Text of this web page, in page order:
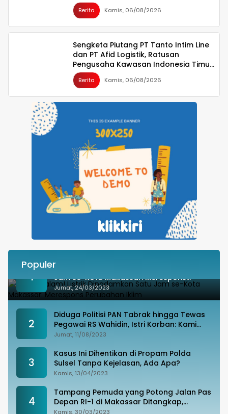
Berita Kamis, 06/08/2026
Sengketa Piutang PT Tanto Intim Line
dan PT Afid Logistik, Ratusan
Pengusaha Kawasan Indonesia Timur
Ikut Dirugikan
Berita Kamis, 06/08/2026
Populer
1
Besok Malam! Listrik Dipadamkan Satu
Jam se-Kota Makassar: Merespons
Perubahan Iklim
Jumat, 24/03/2023
2
Diduga Politisi PAN Tabrak hingga Tewas
Pegawai RS Wahidin, Istri Korban: Kami
Tak Terima
Jumat, 11/08/2023
3
Kasus Ini Dihentikan di Propam Polda
Sulsel Tanpa Kejelasan, Ada Apa?
Kamis, 13/04/2023
4
Tampang Pemuda yang Potong Jalan Pas
Depan RI-1 di Makassar Ditangkap,
Ternyata Joki Balapan Liar
Kamis, 30/03/2023